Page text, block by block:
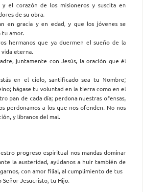
el corazón de los misioneros y suscita en
de su obra.
en gracia y en edad, y que los jóvenes se
tu amor.
hermanos que ya duermen el sueño de la
vida eterna.
juntamente con Jesús, la oración que él
en el cielo, santificado sea tu Nombre;
hágase tu voluntad en la tierra como en el
pan de cada día; perdona nuestras ofensas,
perdonamos a los que nos ofenden. No nos
y líbranos del mal.
progreso espiritual nos mandas dominar
la austeridad, ayúdanos a huir también de
con amor filial, al cumplimiento de tus
Señor Jesucristo, tu Hijo.